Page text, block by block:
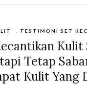
TESTIMONI SET
Kulit
Tetap
Kulit Yang